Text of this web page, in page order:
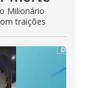
Milionário
traições